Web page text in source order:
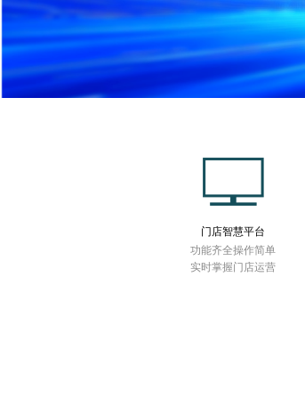
门店智慧平台
功能齐全操作简单
实时掌握门店运营